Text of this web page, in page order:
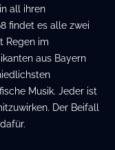
all ihren
findet es alle zwei
Regen im
aus Bayern
Musik. Jeder ist
Der Beifall